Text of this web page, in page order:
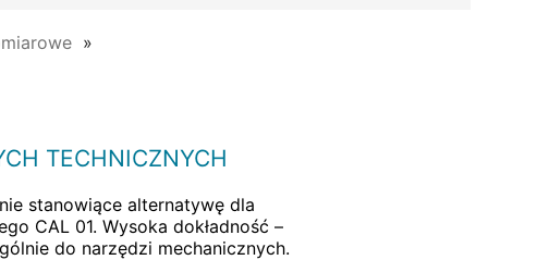
TECHNICZNYCH
stanowiące alternatywę dla
CAL 01. Wysoka dokładność –
do narzędzi mechanicznych.